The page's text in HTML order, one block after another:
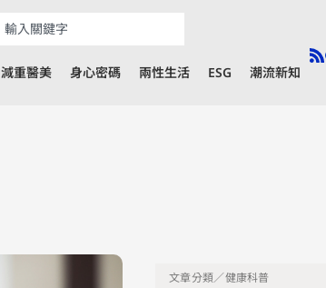
減重醫美 身心密碼 兩性生活 ESG 潮流新知
文章分類／健康科普